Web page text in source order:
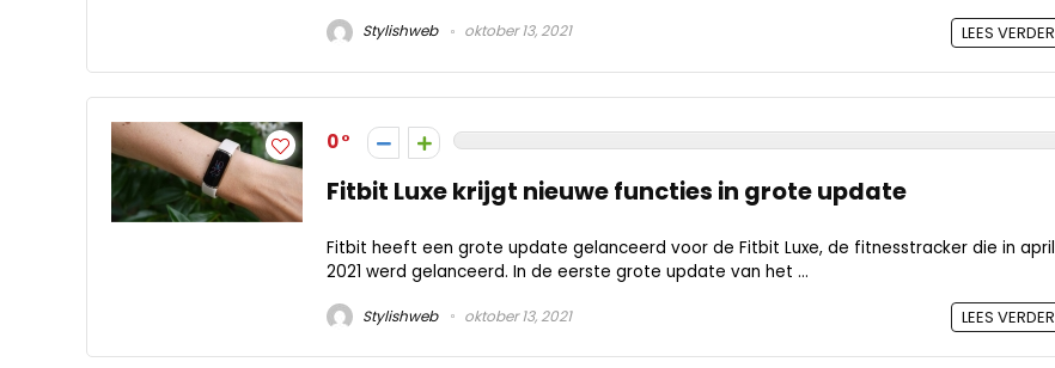
Stylishweb oktober 13, 2021 LEES VERDER
0
​Fitbit Luxe krijgt nieuwe functies in grote update
Fitbit heeft een grote update gelanceerd voor de Fitbit Luxe, de fitnesstracker die in april
2021 werd gelanceerd. In de eerste grote update van het ...
Stylishweb oktober 13, 2021 LEES VERDER